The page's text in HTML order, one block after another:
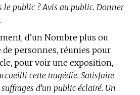
le public ? Avis au public. Donner
d’un Nombre plus ou
personnes, réunies pour
pour voir une exposition,
cette tragédie. Satisfaire
d’un public éclairé. Un